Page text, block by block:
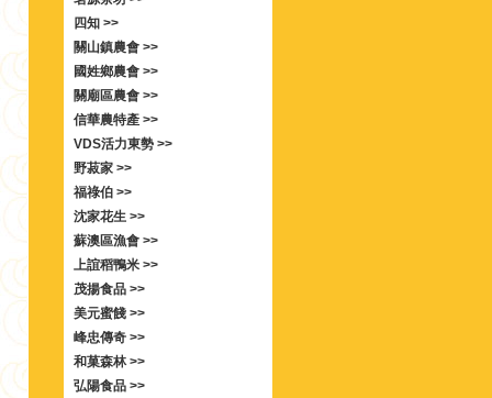
四知 >>
關山鎮農會 >>
國姓鄉農會 >>
關廟區農會 >>
信華農特產 >>
VDS活力東勢 >>
野菽家 >>
福祿伯 >>
沈家花生 >>
蘇澳區漁會 >>
上誼稻鴨米 >>
茂揚食品 >>
美元蜜餞 >>
峰忠傳奇 >>
和菓森林 >>
弘陽食品 >>